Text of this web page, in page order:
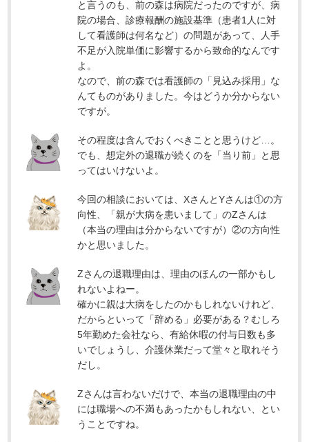
と言うのも、前の森は病院だったのですが、病
院の場合、診療報酬の施設基準（患者1人に対
して看護師は何名など）の問題があって、人手
不足が入院単価に影響するから致命的なんです
よ。
なので、前の森では看護師の「見込み採用」な
んてものがありました。今はどうか分からない
ですが。
その程度は含んでおくべきことと思うけど…。
でも、想定外の退職が続くのを「当り前」と思
ってはいけないよ。
今回の相談においては、XさんとYさんは①の方
向性、「親が大病を患いまして」のZさんは
（本当の理由は分からないですが）②の方向性
かと思いました。
Zさんの退職理由は、理由のほんの一部かもし
れないよねー。
確かに親は大病をしたのかもしれないけれど、
だからといって「辞める」必要がある？むしろ
5年勤めた会社なら、有給休暇の付与日数も多
いでしょうし、介護休業だって堂々と取れそう
だし。
Zさんは言わないだけで、本当の退職理由の中
には職場への不満もあったかもしれない、とい
うことですね。